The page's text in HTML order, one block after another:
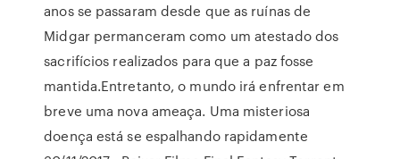
anos se passaram desde que as ruínas de
Midgar permanceram como um atestado dos
sacrifícios realizados para que a paz fosse
mantida.Entretanto, o mundo irá enfrentar em
breve uma nova ameaça. Uma misteriosa
doença está se espalhando rapidamente